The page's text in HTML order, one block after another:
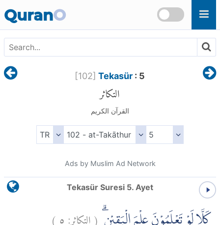
QuranO
[102] Tekasür : 5
التكاثر
القرآن الكريم
Ads by Muslim Ad Network
Tekasür Suresi 5. Ayet
كَلَّا لَوْ تَعْلَمُوْنَ عِلْمَ الْيَقِيْنِۗ (التكاثر:٥)